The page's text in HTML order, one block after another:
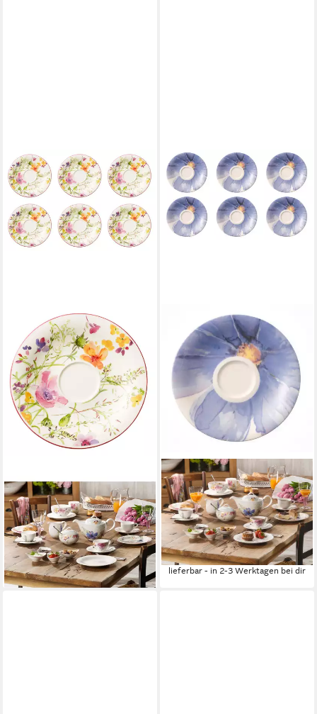
Untertasse Mariefleur Basic,
Spülmaschinengeeignet,
Mehrfarbig, Blumen, H: 1cm
91,00 € UVP132,00 €
-31%
lieferbar - in 2-3 Werktagen bei dir
VILLEROY & BOCH
Untertasse Mariefleur Gris,
Spülmaschinengeeignet,
Mehrfarbig, Blumen, H: 1.5cm
ab 59,50 € UVP90,00 €
-34%
lieferbar - in 2-3 Werktagen bei dir